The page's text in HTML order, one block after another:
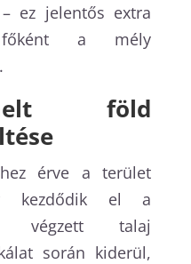
ez jelentős extra
a mély
föld
érve a terület
kezdődik el a
végzett talaj
során kiderül,